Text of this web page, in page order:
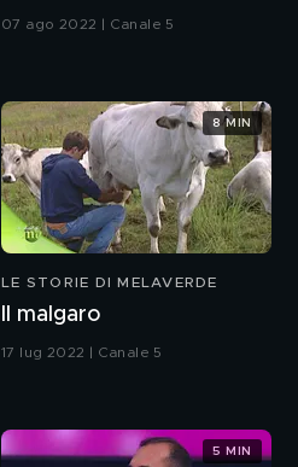
07 ago 2022 | Canale 5
LE STORIE DI MELAVERDE
Il malgaro
17 lug 2022 | Canale 5
8 MIN
5 MIN